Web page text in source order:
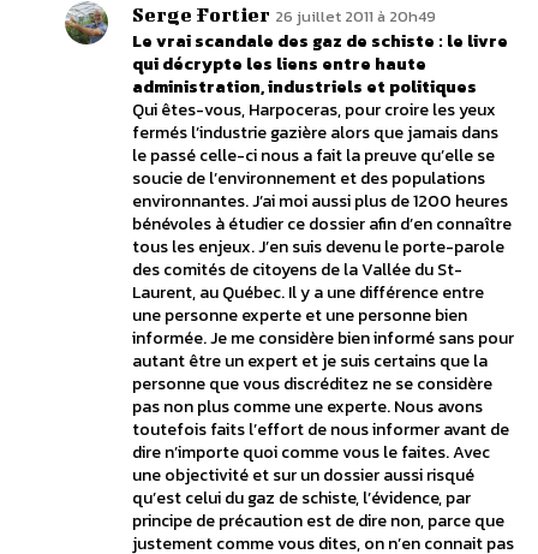
Serge Fortier 26 juillet 2011 à 20h49
Le vrai scandale des gaz de schiste : le livre
qui décrypte les liens entre haute
administration, industriels et politiques
Qui êtes-vous, Harpoceras, pour croire les yeux
fermés l’industrie gazière alors que jamais dans
le passé celle-ci nous a fait la preuve qu’elle se
soucie de l’environnement et des populations
environnantes. J’ai moi aussi plus de 1200 heures
bénévoles à étudier ce dossier afin d’en connaître
tous les enjeux. J’en suis devenu le porte-parole
des comités de citoyens de la Vallée du St-
Laurent, au Québec. Il y a une différence entre
une personne experte et une personne bien
informée. Je me considère bien informé sans pour
autant être un expert et je suis certains que la
personne que vous discréditez ne se considère
pas non plus comme une experte. Nous avons
toutefois faits l’effort de nous informer avant de
dire n’importe quoi comme vous le faites. Avec
une objectivité et sur un dossier aussi risqué
qu’est celui du gaz de schiste, l’évidence, par
principe de précaution est de dire non, parce que
justement comme vous dites, on n’en connait pas